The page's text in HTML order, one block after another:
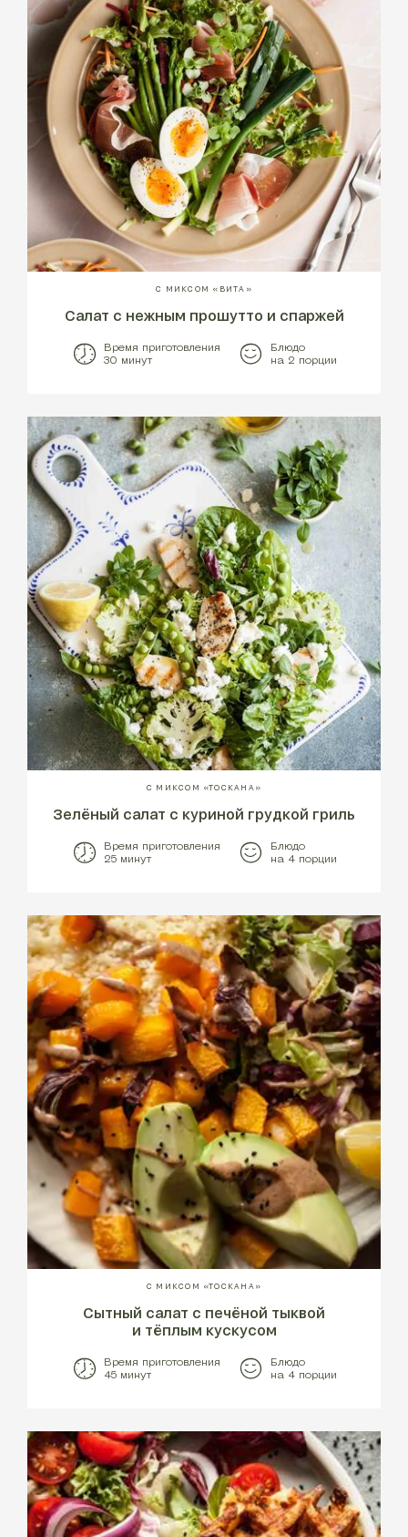
С МИКСОМ «ВИТА»
Салат с нежным прошутто и спаржей
Время приготовления
30 минут
Блюдо
на 2 порции
С МИКСОМ «ТОСКАНА»
Зелёный салат с куриной грудкой гриль
Время приготовления
25 минут
Блюдо
на 4 порции
С МИКСОМ «ТОСКАНА»
Сытный салат с печёной тыквой
и тёплым кускусом
Время приготовления
45 минут
Блюдо
на 4 порции